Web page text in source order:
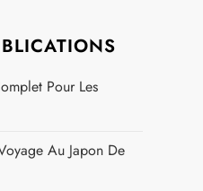
Depuis La France
Japonaise : Guide
Tarifs 2026 Des
La France